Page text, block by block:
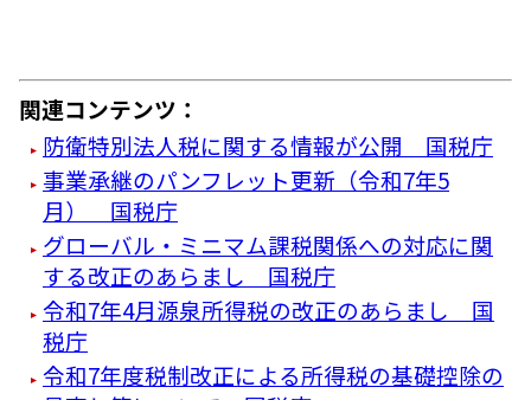
関連コンテンツ：
防衛特別法人税に関する情報が公開 国税庁
事業承継のパンフレット更新（令和7年5
月） 国税庁
グローバル・ミニマム課税関係への対応に関
する改正のあらまし 国税庁
令和7年4月源泉所得税の改正のあらまし 国
税庁
令和7年度税制改正による所得税の基礎控除の